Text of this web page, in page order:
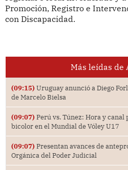
Promoción, Registro e
con Discapacidad.
Más leídas de
(09:15) Uruguay anunció a Diego
de Marcelo Bielsa
(09:07) Perú vs. Túnez: Hora y canal
bicolor en el Mundial de Vóley U17
(09:07) Presentan avances de
Orgánica del Poder Judicial